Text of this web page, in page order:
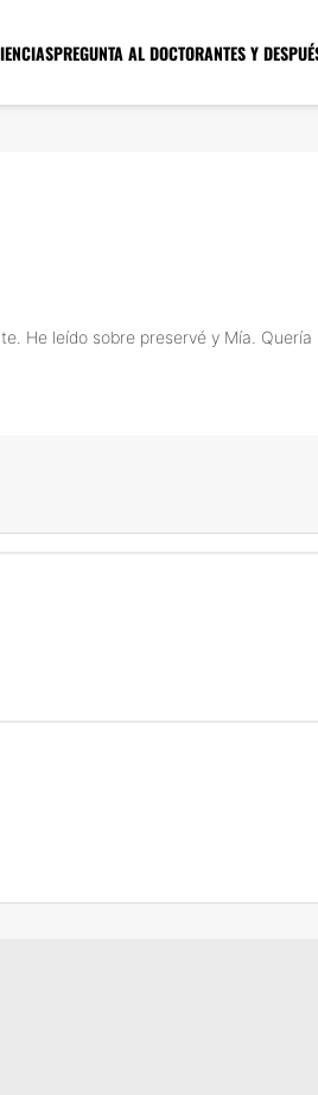
PREGUNTA AL DOCTORANTES Y
He leído sobre preservé y Mía.